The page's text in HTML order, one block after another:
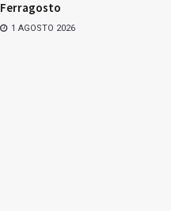
Ferragosto
1 AGOSTO 2026